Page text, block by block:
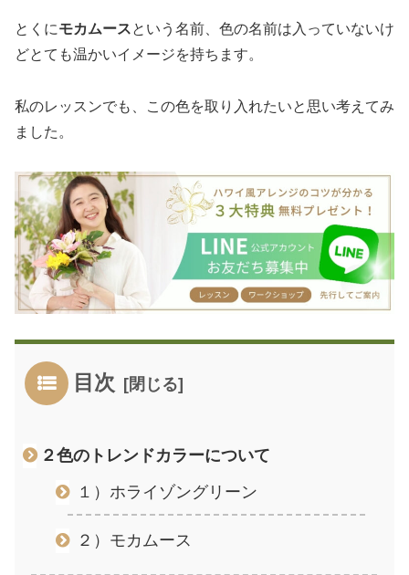
とくにモカムースという名前、色の名前は入っていないけ
どとても温かいイメージを持ちます。
私のレッスンでも、この色を取り入れたいと思い考えてみ
ました。
目次
２色のトレンドカラーについて
１）ホライゾングリーン
２）モカムース